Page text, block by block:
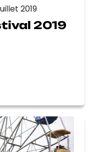
2019
2019